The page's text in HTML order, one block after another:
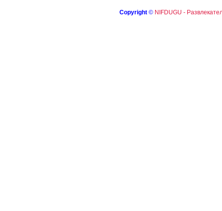
Copyright © NIFDUGU -